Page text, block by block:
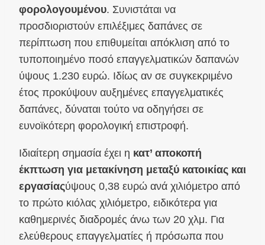
φορολογουμένου. Συνιστάται να
προσδιοριστούν επιλέξιμες δαπάνες σε
περίπτωση που επιθυμείται απόκλιση από το
τυποποιημένο ποσό επαγγελματικών δαπανών
ύψους 1.230 ευρώ. Ιδίως αν σε συγκεκριμένο
έτος προκύψουν αυξημένες επαγγελματικές
δαπάνες, δύναται τούτο να οδηγήσει σε
ευνοϊκότερη φορολογική επιστροφή.
Ιδιαίτερη σημασία έχει η κατ’ αποκοπή
έκπτωση για μετακίνηση μεταξύ κατοικίας και
εργασίαςύψους 0,38 ευρώ ανά χιλιόμετρο από
το πρώτο κιόλας χιλιόμετρο, ειδικότερα για
καθημερινές διαδρομές άνω των 20 χλμ. Για
ελεύθερους επαγγελματίες ή πρόσωπα που